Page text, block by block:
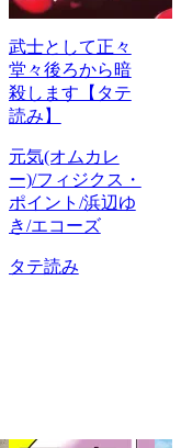
武士として正々
堂々後ろから暗
殺します【タテ
読み】
元気(オムカレ
ー)/フィジクス・
ポイント/浜辺ゆ
き/エコーズ
タテ読み